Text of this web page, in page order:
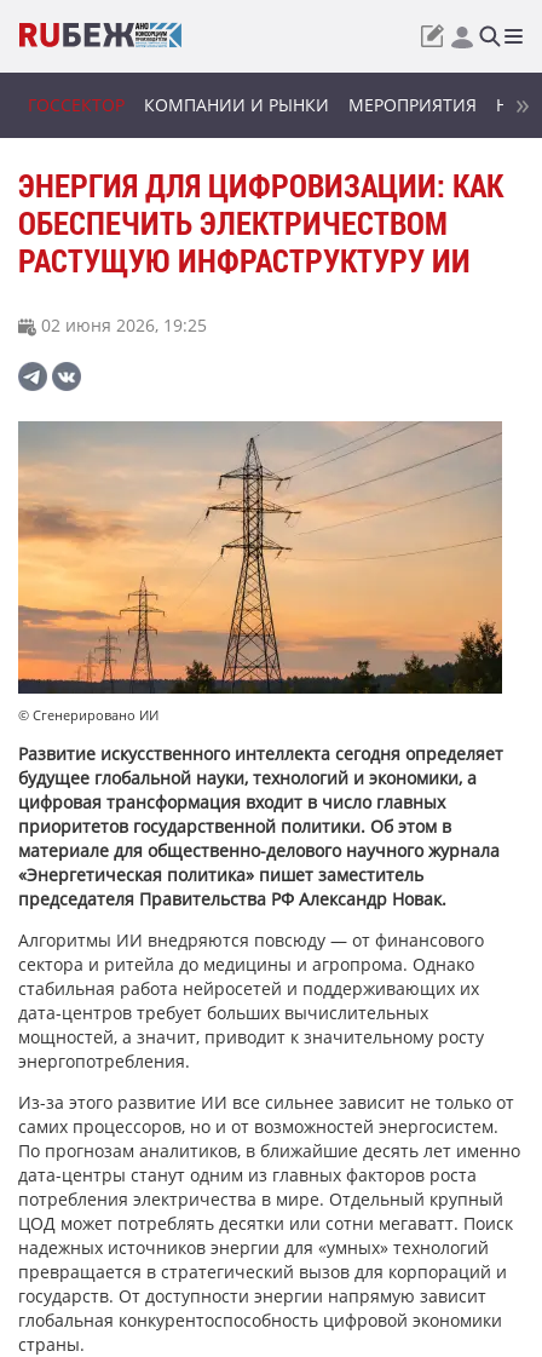
ГОССЕКТОР КОМПАНИИ И РЫНКИ МЕРОПРИЯТИЯ
ЭНЕРГИЯ ДЛЯ ЦИФРОВИЗАЦИИ: КАК
ОБЕСПЕЧИТЬ ЭЛЕКТРИЧЕСТВОМ
РАСТУЩУЮ ИНФРАСТРУКТУРУ ИИ
02 июня 2026, 19:25
© Сгенерировано ИИ
Развитие искусственного интеллекта сегодня определяет
будущее глобальной науки, технологий и экономики, а
цифровая трансформация входит в число главных
приоритетов государственной политики. Об этом в
материале для общественно-делового научного журнала
«Энергетическая политика» пишет заместитель
председателя Правительства РФ Александр Новак.
Алгоритмы ИИ внедряются повсюду — от финансового
сектора и ритейла до медицины и агропрома. Однако
стабильная работа нейросетей и поддерживающих их
дата-центров требует больших вычислительных
мощностей, а значит, приводит к значительному росту
энергопотребления.
Из-за этого развитие ИИ все сильнее зависит не только от
самих процессоров, но и от возможностей энергосистем.
По прогнозам аналитиков, в ближайшие десять лет именно
дата-центры станут одним из главных факторов роста
потребления электричества в мире. Отдельный крупный
ЦОД может потреблять десятки или сотни мегаватт. Поиск
надежных источников энергии для «умных» технологий
превращается в стратегический вызов для корпораций и
государств. От доступности энергии напрямую зависит
глобальная конкурентоспособность цифровой экономики
страны.